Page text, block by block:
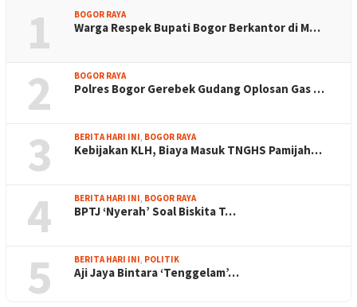
1 BOGOR RAYA
Warga Respek Bupati Bogor Berkantor di M…
2 BOGOR RAYA
Polres Bogor Gerebek Gudang Oplosan Gas …
3 BERITA HARI INI BOGOR RAYA
Kebijakan KLH, Biaya Masuk TNGHS Pamijah…
4 BERITA HARI INI BOGOR RAYA
BPTJ ‘Nyerah’ Soal Biskita T…
5 BERITA HARI INI POLITIK
Aji Jaya Bintara ‘Tenggelam’…